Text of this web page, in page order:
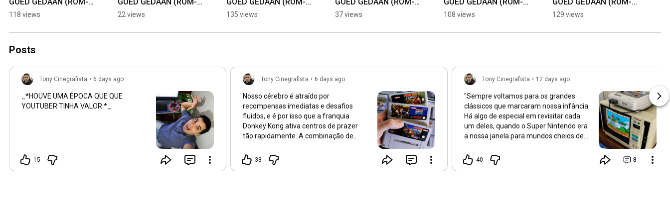
HACK MARIO WORLD)
#mariokartworld
#snes9xex #nes
118 views
HACK MARIO WORLD)
#ps4 #nintendo
22 views
HACK MARIO WORLD)
#mariokart
135 views
HACK MARIO WORLD)
#shortsyoutube
37 views
HACK MARIO WORLD)
#shortsfeed
108 views
HACK MARIO WORLD)
#retrogaming #snes
129 views
Posts
Tony Cinegrafista • 6 days ago
_*HOUVE UMA ÉPOCA QUE QUE
YOUTUBER TINHA VALOR.*_
15
Tony Cinegrafista • 6 days ago
Nosso cérebro é atraído por
recompensas imediatas e desafios
fluidos, e é por isso que a franquia
Donkey Kong ativa centros de prazer
tão rapidamente. A combinação de
quebra constante de obstáculos cria
uma curva de aprendizado perfeita que
33
Tony Cinegrafista • 12 days ago
"Sempre voltamos para os grandes
clássicos que marcaram nossa infância.
Há algo de especial em revisitar cada
um deles, quando o Super Nintendo era
a nossa janela para mundos cheios de
apenas sobre jogar, mas sobre sentir a
magia de um tempo em que tudo
40 8